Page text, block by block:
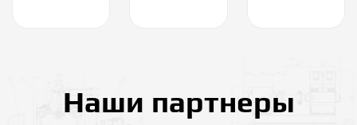
Наши партнеры